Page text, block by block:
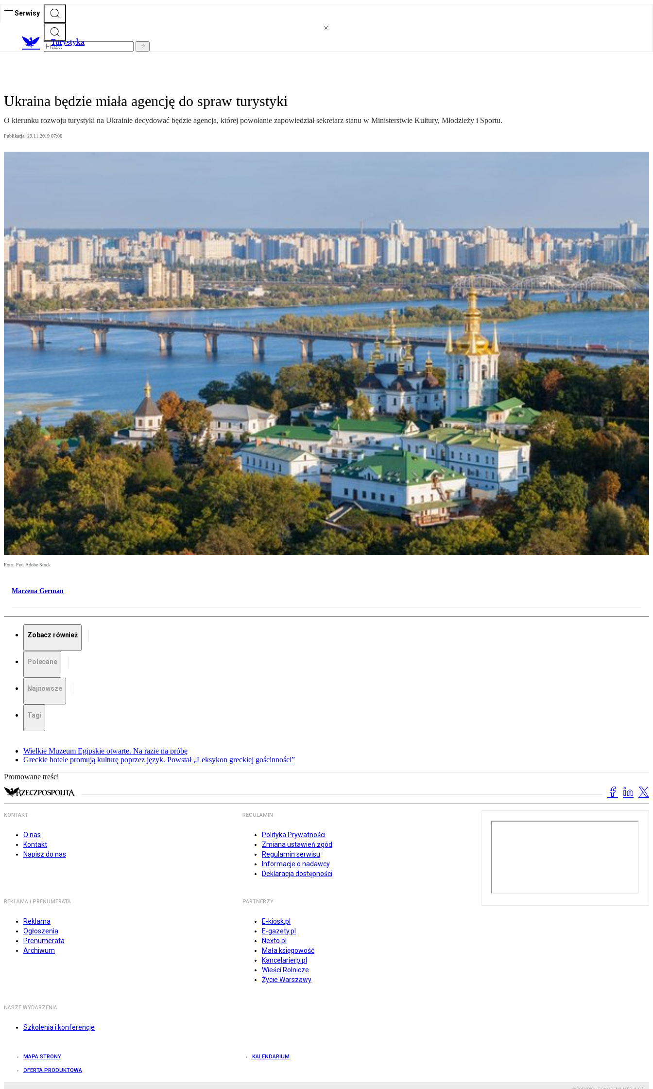
Serwisy
Turystyka
Ukraina będzie miała agencję do spraw turystyki
O kierunku rozwoju turystyki na Ukrainie decydować będzie agencja, której powołanie zapowiedział sekretarz stanu w Ministerstwie Kultury, Młodzieży i Sportu.
Publikacja: 29.11.2019 07:06
Foto: Fot. Adobe Stock
Marzena German
Zobacz również
Polecane
Najnowsze
Tagi
Wielkie Muzeum Egipskie otwarte. Na razie na próbę
Greckie hotele promują kulturę poprzez język. Powstał „Leksykon greckiej gościnności”
Promowane treści
KONTAKT
O nas
Kontakt
Napisz do nas
REGULAMIN
Polityka Prywatności
Zmiana ustawień zgód
Regulamin serwisu
Informacje o nadawcy
Deklaracja dostępności
REKLAMA I PRENUMERATA
Reklama
Ogłoszenia
Prenumerata
Archiwum
PARTNERZY
E-kiosk.pl
E-gazety.pl
Nexto.pl
Mała księgowość
Kancelarierp.pl
Wieści Rolnicze
Życie Warszawy
NASZE WYDARZENIA
Szkolenia i konferencje
MAPA STRONY KALENDARIUM
OFERTA PRODUKTOWA